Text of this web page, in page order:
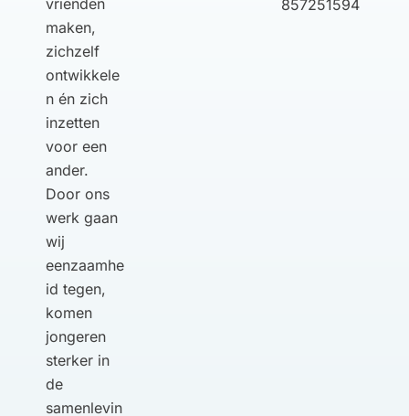
vrienden
maken,
zichzelf
ontwikkele
n én zich
inzetten
voor een
ander.
Door ons
werk gaan
wij
eenzaamhe
id tegen,
komen
jongeren
sterker in
de
samenlevin
857251594